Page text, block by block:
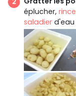
éplucher,
saladier d'eau